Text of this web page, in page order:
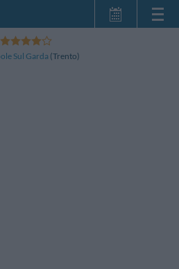
Sul Garda (Trento)